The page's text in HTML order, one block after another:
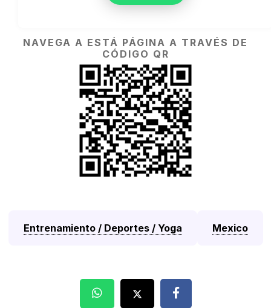
NAVEGA A ESTÁ PÁGINA A TRAVÉS DE
CÓDIGO QR
Entrenamiento / Deportes / Yoga Mexico